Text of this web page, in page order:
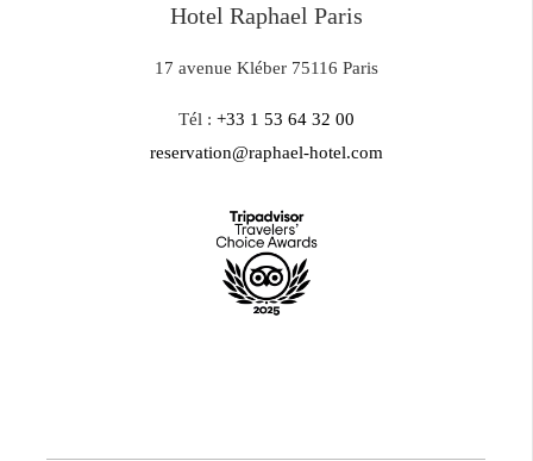
Hotel Raphael Paris
17 avenue Kléber 75116 Paris
Tél : +33 1 53 64 32 00
reservation@raphael-hotel.com